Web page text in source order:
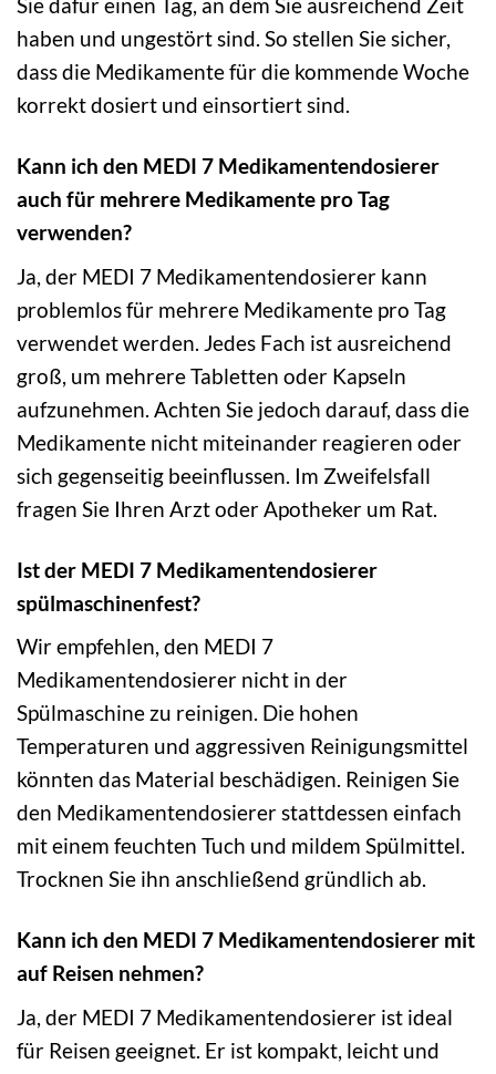
Sie dafür einen Tag, an dem Sie ausreichend Zeit
haben und ungestört sind. So stellen Sie sicher,
dass die Medikamente für die kommende Woche
korrekt dosiert und einsortiert sind.
Kann ich den MEDI 7 Medikamentendosierer
auch für mehrere Medikamente pro Tag
verwenden?
Ja, der MEDI 7 Medikamentendosierer kann
problemlos für mehrere Medikamente pro Tag
verwendet werden. Jedes Fach ist ausreichend
groß, um mehrere Tabletten oder Kapseln
aufzunehmen. Achten Sie jedoch darauf, dass die
Medikamente nicht miteinander reagieren oder
sich gegenseitig beeinflussen. Im Zweifelsfall
fragen Sie Ihren Arzt oder Apotheker um Rat.
Ist der MEDI 7 Medikamentendosierer
spülmaschinenfest?
Wir empfehlen, den MEDI 7
Medikamentendosierer nicht in der
Spülmaschine zu reinigen. Die hohen
Temperaturen und aggressiven Reinigungsmittel
könnten das Material beschädigen. Reinigen Sie
den Medikamentendosierer stattdessen einfach
mit einem feuchten Tuch und mildem Spülmittel.
Trocknen Sie ihn anschließend gründlich ab.
Kann ich den MEDI 7 Medikamentendosierer mit
auf Reisen nehmen?
Ja, der MEDI 7 Medikamentendosierer ist ideal
für Reisen geeignet. Er ist kompakt, leicht und